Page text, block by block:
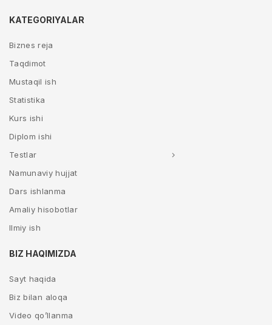
KATEGORIYALAR
Biznes reja
Taqdimot
Mustaqil ish
Statistika
Kurs ishi
Diplom ishi
Testlar
Namunaviy hujjat
Dars ishlanma
Amaliy hisobotlar
Ilmiy ish
BIZ HAQIMIZDA
Sayt haqida
Biz bilan aloqa
Video qo’llanma